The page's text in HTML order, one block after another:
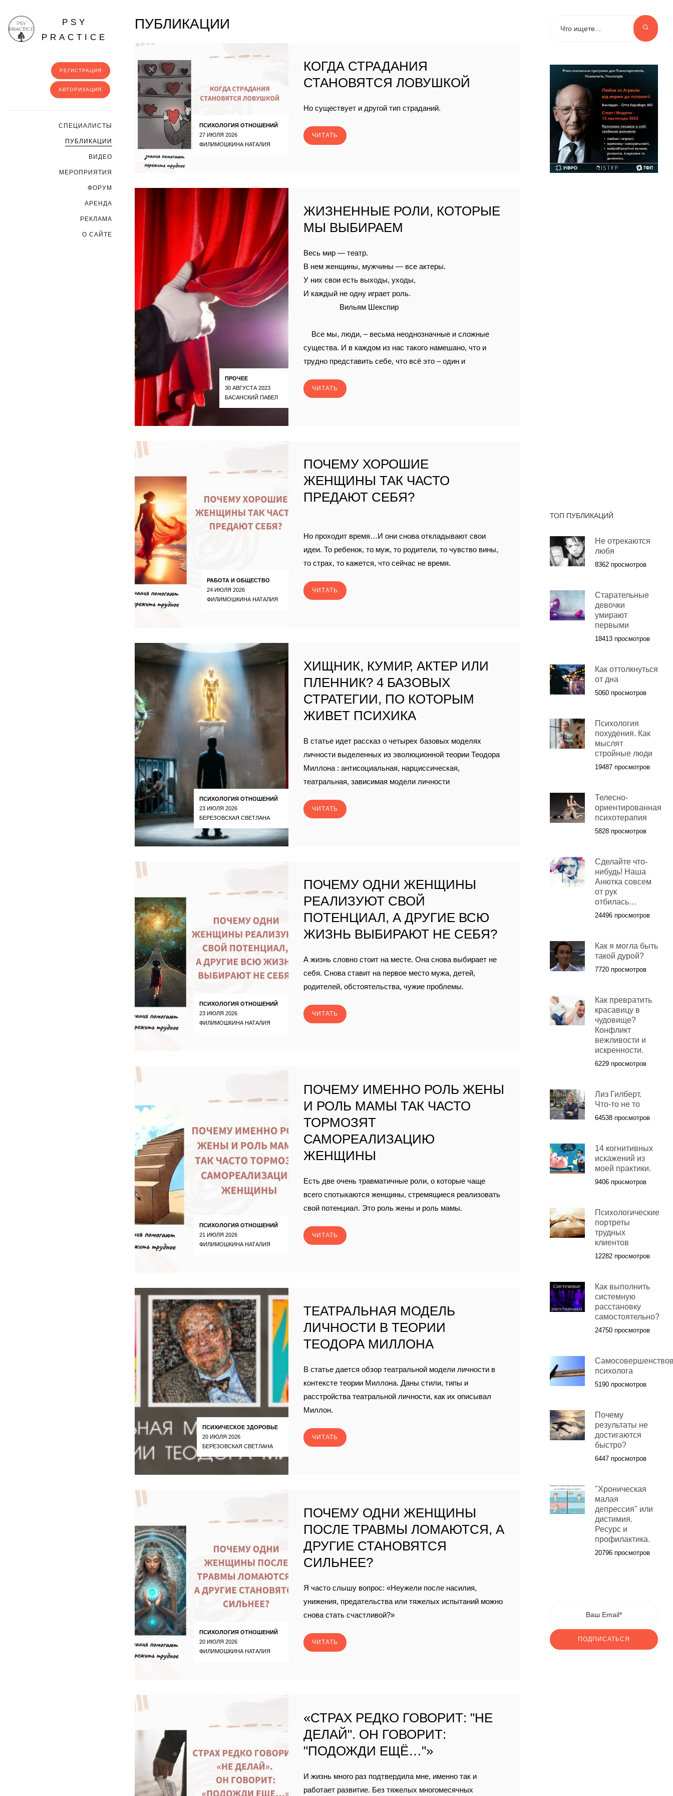
PSY
PRACTICE
РЕГИСТРАЦИЯ
АВТОРИЗАЦИЯ
CПЕЦИАЛИСТЫ
ПУБЛИКАЦИИ
ВИДЕО
МЕРОПРИЯТИЯ
ФОРУМ
АРЕНДА
РЕКЛАМА
О САЙТЕ
ПУБЛИКАЦИИ
ПСИХОЛОГИЯ ОТНОШЕНИЙ
27 ИЮЛЯ 2026
ФИЛИМОШКИНА НАТАЛИЯ
КОГДА СТРАДАНИЯ
СТАНОВЯТСЯ ЛОВУШКОЙ
Но существует и другой тип страданий.
ЧИТАТЬ
ПРОЧЕЕ
30 АВГУСТА 2023
БАСАНСКИЙ ПАВЕЛ
ЖИЗНЕННЫЕ РОЛИ, КОТОРЫЕ
МЫ ВЫБИРАЕМ
Весь мир — театр.
В нем женщины, мужчины — все актеры.
У них свои есть выходы, уходы,
И каждый не одну играет роль.
Вильям Шекспир
Все мы, люди, – весьма неоднозначные и сложные
существа. И в каждом из нас такого намешано, что и
трудно представить себе, что всё это – один и
ЧИТАТЬ
РАБОТА И ОБЩЕСТВО
24 ИЮЛЯ 2026
ФИЛИМОШКИНА НАТАЛИЯ
ПОЧЕМУ ХОРОШИЕ
ЖЕНЩИНЫ ТАК ЧАСТО
ПРЕДАЮТ СЕБЯ?
Но проходит время…И они снова откладывают свои
идеи. То ребенок, то муж, то родители, то чувство вины,
то страх, то кажется, что сейчас не время.
ЧИТАТЬ
ПСИХОЛОГИЯ ОТНОШЕНИЙ
23 ИЮЛЯ 2026
БЕРЕЗОВСКАЯ СВЕТЛАНА
ХИЩНИК, КУМИР, АКТЕР ИЛИ
ПЛЕННИК? 4 БАЗОВЫХ
СТРАТЕГИИ, ПО КОТОРЫМ
ЖИВЕТ ПСИХИКА
В статье идет рассказ о четырех базовых моделях
личности выделенных из эволюционной теории Теодора
Миллона : антисоциальная, нарциссическая,
театральная, зависимая модели личности
ЧИТАТЬ
ПСИХОЛОГИЯ ОТНОШЕНИЙ
23 ИЮЛЯ 2026
ФИЛИМОШКИНА НАТАЛИЯ
ПОЧЕМУ ОДНИ ЖЕНЩИНЫ
РЕАЛИЗУЮТ СВОЙ
ПОТЕНЦИАЛ, А ДРУГИЕ ВСЮ
ЖИЗНЬ ВЫБИРАЮТ НЕ СЕБЯ?
А жизнь словно стоит на месте. Она снова выбирает не
себя. Снова ставит на первое место мужа, детей,
родителей, обстоятельства, чужие проблемы.
ЧИТАТЬ
ПСИХОЛОГИЯ ОТНОШЕНИЙ
21 ИЮЛЯ 2026
ФИЛИМОШКИНА НАТАЛИЯ
ПОЧЕМУ ИМЕННО РОЛЬ ЖЕНЫ
И РОЛЬ МАМЫ ТАК ЧАСТО
ТОРМОЗЯТ
САМОРЕАЛИЗАЦИЮ
ЖЕНЩИНЫ
Есть две очень травматичные роли, о которые чаще
всего спотыкаются женщины, стремящиеся реализовать
свой потенциал. Это роль жены и роль мамы.
ЧИТАТЬ
ПСИХИЧЕСКОЕ ЗДОРОВЬЕ
20 ИЮЛЯ 2026
БЕРЕЗОВСКАЯ СВЕТЛАНА
ТЕАТРАЛЬНАЯ МОДЕЛЬ
ЛИЧНОСТИ В ТЕОРИИ
ТЕОДОРА МИЛЛОНА
В статье дается обзор театральной модели личности в
контексте теории Миллона. Даны стили, типы и
расстройства театральной личности, как их описывал
Миллон.
ЧИТАТЬ
ПСИХОЛОГИЯ ОТНОШЕНИЙ
20 ИЮЛЯ 2026
ФИЛИМОШКИНА НАТАЛИЯ
ПОЧЕМУ ОДНИ ЖЕНЩИНЫ
ПОСЛЕ ТРАВМЫ ЛОМАЮТСЯ, А
ДРУГИЕ СТАНОВЯТСЯ
СИЛЬНЕЕ?
Я часто слышу вопрос: «Неужели после насилия,
унижения, предательства или тяжелых испытаний можно
снова стать счастливой?»
ЧИТАТЬ
«СТРАХ РЕДКО ГОВОРИТ: "НЕ
ДЕЛАЙ". ОН ГОВОРИТ:
"ПОДОЖДИ ЕЩЁ…"»
И жизнь много раз подтвердила мне, именно так и
работает развитие. Без тяжелых многомесячных
ТОП ПУБЛИКАЦИЙ
Не отрекаются
любя
8362 просмотров
Старательные
девочки
умирают
первыми
18413 просмотров
Как оттолкнуться
от дна
5060 просмотров
Психология
похудения. Как
мыслят
стройные люди
19487 просмотров
Телесно-
ориентированная
психотерапия
5828 просмотров
Cделайте что-
нибудь! Наша
Анютка совсем
от рук
отбилась…
24496 просмотров
Как я могла быть
такой дурой?
7720 просмотров
Как превратить
красавицу в
чудовище?
Конфликт
вежливости и
искренности.
6229 просмотров
Лиз Гилберт.
Что-то не то
64538 просмотров
14 когнитивных
искажений из
моей практики.
9406 просмотров
Психологические
портреты
трудных
клиентов
12282 просмотров
Как выполнить
системную
расстановку
самостоятельно?
24750 просмотров
психолога
5190 просмотров
Почему
результаты не
достигаются
быстро?
6447 просмотров
"Хроническая
малая
депрессия" или
дистимия.
Ресурс и
профилактика.
20796 просмотров
ПОДПИСАТЬСЯ